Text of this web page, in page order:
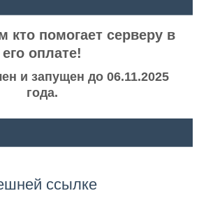
кто помогает серверу в
его оплате!
и запущен до 06.11.2025
года.
ссылке